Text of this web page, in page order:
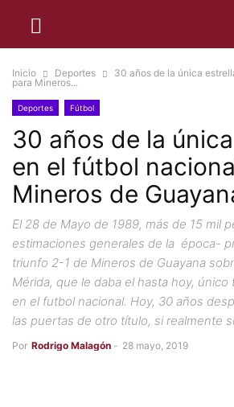
Inicio Deportes
30 años de la única
para Mineros...
Deportes Fútbol
30 años de la
en el fútbol
Mineros de
El 28 de Mayo de 1989, más de 15 mil
estimaciones generales de la época-
triunfo 2-1 de Mineros de Guayana
Mérida, que le daba el hasta hoy,
en el futbol nacional. Hoy, 30 años
las puertas de otro título, si realmente
Por Rodrigo Malagón - 28 mayo, 2019